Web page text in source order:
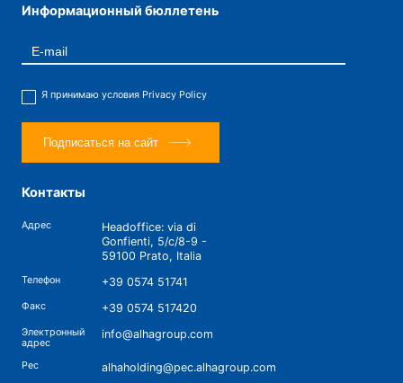
Информационный бюллетень
Я принимаю условия Privacy Policy
Подписаться на сайт
Контакты
Адрес
Headoffice: via di
Gonfienti, 5/c/8-9 -
59100 Prato, Italia
Телефон +39 0574 51741
Факс +39 0574 517420
Электронный
адрес
info@alhagroup.com
Pec alhaholding@pec.alhagroup.com